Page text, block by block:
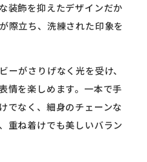
装飾を抑えたデザインだか
際立ち、洗練された印象を
ーがさりげなく光を受け、
情を楽しめます。一本で手
でなく、細身のチェーンな
重ね着けでも美しいバラン